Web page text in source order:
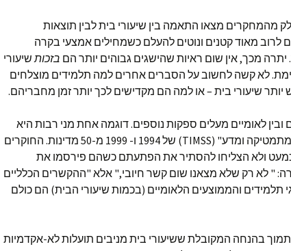
מהמחקרים מצאו התאמה בין שיעורי בית לבין תוצאות
לרוב מאוד קטנים ונוטים להעלם כשמחילים אמצעי בקרה
מכך, אין שום ראיות שהישגים גבוהים יותר הם בזכותשיעורי
לא קשה לחשוב על הסברים אחרים למה תלמידים מוצלחים
יותר שיעורי בית – או למה הם מקדישים לכך יותר זמן מחבריהם.
לאומיים מעלים ספקות נוספים. דוגמה אחת מני רבות היא
הניתוח של "מגמות בלימודי מתמטיקה ומדע" (TIMSS) של 1994 ו- 1999 מ-50 מדינות. החוקרים
כמעט ולא הצליחו להסתיר את הפתעתם כשהם פירסמו את
" לא רק שלא מצאנו שום קשר חיובי," אלא "ההקשרים הכלליים
תלמידים והממוצעים הלאומיים (בכמות שיעורי הבית) הם כולם
בהנחה המקובלת ששיעורי בית מניבים תועלות לא-אקדמיות